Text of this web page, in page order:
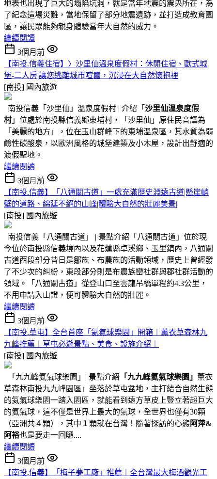
地表也出現了巨大的塌陷坑洞，就是當年地震的震央所在，為
了紀念這場災難，當地保留了部分地震遺跡，並打造成教育園
區，讓民眾能夠親身體驗當年大自然的威力。
繼續閱讀
3個月前
【南投.信義住宿】〉沙里仙溫泉度假村：休閒住宿、歐式城
堡-二人房|讓您逃離城市喧囂，沉浸在大自然懷抱裡|
[南投] 國內旅遊
南投信義「沙里仙」溫泉度假村 | 介紹「 沙里仙溫泉度假
村」位處於南投縣信義鄉東埔村，「沙里仙」原住民音譯為
「美麗的地方」，位在玉山群峰下的東埔溫泉區，其水質為弱
鹼性碳酸泉，以歐洲風格的城堡建築及小木屋，設計出舒適的
渡假聖地。
繼續閱讀
3個月前
【南投.信義】「八通關古道」一處充滿歷史淵遠古道|懸崖峭
壁的道路、綿延不絕的山峰|體驗大自然的壯麗美景|
[南投] 國內旅遊
南投信義「八通關古道」 | 景點介紹「八通關古道」位於現
今位於南投縣信義境內以及花蓮縣卓溪鄉、玉里鎮內，八通關
古道西段部分昔日是鄒族、布農族的活動領域，歷史上曾經發
了不少次的糾紛，東段部分則是布農族巒社群與郡社群活動的
領域。「八通關古道」從登山口至雲龍吊橋單程約4.3公里，
不用申請入山證，便可體驗大自然的壯麗。
繼續閱讀
3個月前
【南投.草屯】全台首座「氦氣球樂園」開箱︱薰衣草森林九
九峰推薦︱草屯必遊景點、美食、設施介紹︱
[南投] 國內旅遊
「九九峰氦氣球樂園」| 景點介紹 「九九峰氦氣球樂園」 薰衣
草森林南投九九峰園區」坐落於草屯盆地，主打結合自然生態
的氦氣球樂園一踏入園區，就能看到遠方草皮上豎立著超巨大
的氦氣球，這不僅是世界上最大的氣球，全世界也僅有30顆
（亞洲共４顆），其中１顆就在台灣！隨著探訪的心態 阿萍&
阿裕也是要走一回囉....
繼續閱讀
3個月前
【南投.信義】「梅子夢工廠」推薦︱全台灣最大梅酒觀光工